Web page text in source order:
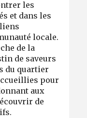
les
et dans les
locale.
de la
de saveurs
du quartier
pour
aux
de